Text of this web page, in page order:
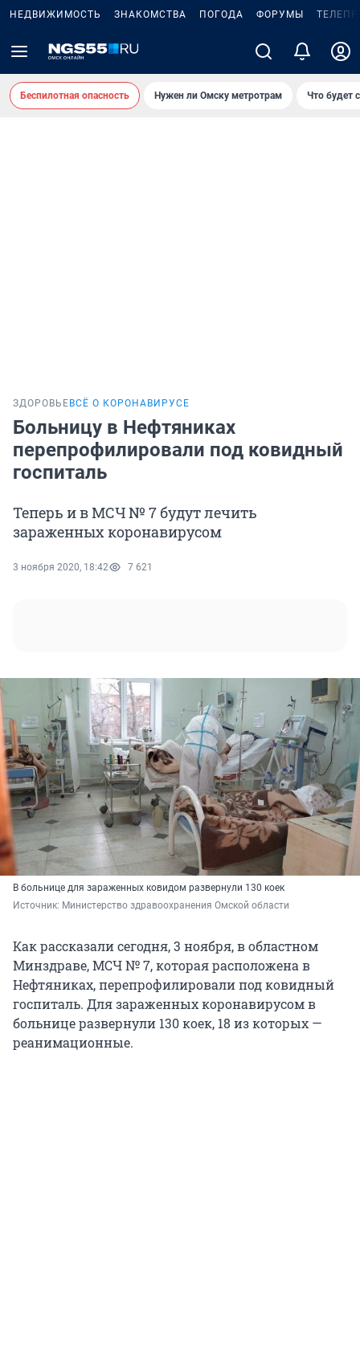
НЕДВИЖИМОСТЬ ЗНАКОМСТВА ПОГОДА ФОРУМЫ
Беспилотная опасность Нужен ли Омску метротрам Что будет
ЗДОРОВЬЕ ВСЁ О КОРОНАВИРУСЕ
Больницу в Нефтяниках
перепрофилировали под ковидный
госпиталь
Теперь и в МСЧ № 7 будут лечить
зараженных коронавирусом
3 ноября 2020, 18:42 7 621
В больнице для зараженных ковидом развернули 130 коек
Источник: Министерство здравоохранения Омской области
Как рассказали сегодня, 3 ноября, в областном
Минздраве, МСЧ № 7, которая расположена в
Нефтяниках, перепрофилировали под ковидный
госпиталь. Для зараженных коронавирусом в
больнице развернули 130 коек, 18 из которых —
реанимационные.